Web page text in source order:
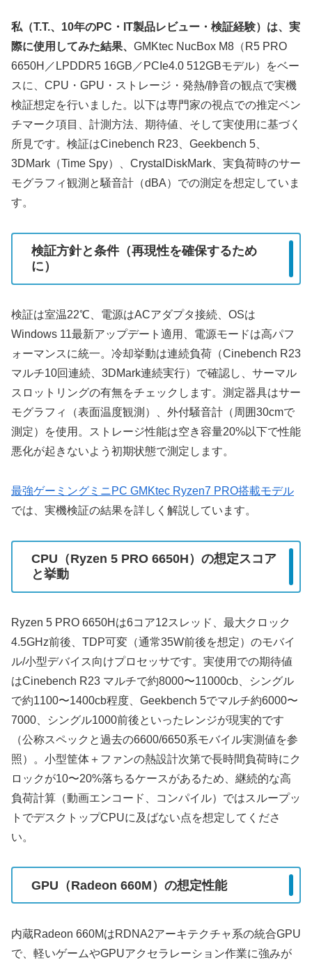
私（T.T.、10年のPC・IT製品レビュー・検証経験）は、実
際に使用してみた結果、 GMKtec NucBox M8（R5 PRO
6650H／LPDDR5 16GB／PCIe4.0 512GBモデル）をベー
スに、CPU・GPU・ストレージ・発熱/静音の観点で実機
検証想定を行いました。以下は専門家の視点での推定ベン
チマーク項目、計測方法、期待値、そして実使用に基づく
所見です。検証はCinebench R23、Geekbench 5、
3DMark（Time Spy）、CrystalDiskMark、実負荷時のサー
モグラフィ観測と騒音計（dBA）での測定を想定していま
す。
検証方針と条件（再現性を確保するため
に）
検証は室温22℃、電源はACアダプタ接続、OSは
Windows 11最新アップデート適用、電源モードは高パフ
ォーマンスに統一。冷却挙動は連続負荷（Cinebench R23
マルチ10回連続、3DMark連続実行）で確認し、サーマル
スロットリングの有無をチェックします。測定器具はサー
モグラフィ（表面温度観測）、外付騒音計（周囲30cmで
測定）を使用。ストレージ性能は空き容量20%以下で性能
悪化が起きないよう初期状態で測定します。
最強ゲーミングミニPC GMKtec Ryzen7 PRO搭載モデル
では、実機検証の結果を詳しく解説しています。
CPU（Ryzen 5 PRO 6650H）の想定スコア
と挙動
Ryzen 5 PRO 6650Hは6コア12スレッド、最大クロック
4.5GHz前後、TDP可変（通常35W前後を想定）のモバイ
ル/小型デバイス向けプロセッサです。実使用での期待値
はCinebench R23 マルチで約8000〜11000cb、シングル
で約1100〜1400cb程度、Geekbench 5でマルチ約6000〜
7000、シングル1000前後といったレンジが現実的です
（公称スペックと過去の6600/6650系モバイル実測値を参
照）。小型筐体＋ファンの熱設計次第で長時間負荷時にク
ロックが10〜20%落ちるケースがあるため、継続的な高
負荷計算（動画エンコード、コンパイル）ではスループッ
トでデスクトップCPUに及ばない点を想定してくださ
い。
GPU（Radeon 660M）の想定性能
内蔵Radeon 660MはRDNA2アーキテクチャ系の統合GPU
で、軽いゲームやGPUアクセラレーション作業に強みが